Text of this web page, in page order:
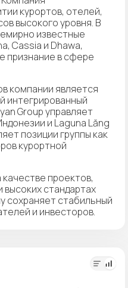
курортов, отелей,
высокого уровня. В
известные
Cassia и Dhawa,
признание в сфере
компании является
интегрированный
Group управляет
и Laguna Lăng
позиции группы как
курортной
проектов,
высоких стандартах
сохраняет стабильный
и инвесторов.